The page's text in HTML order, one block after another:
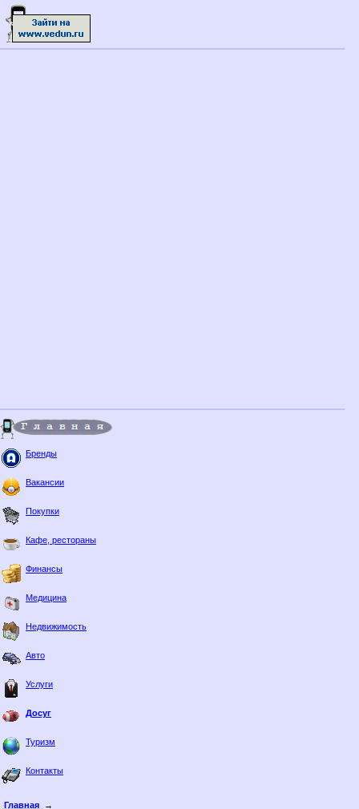
Бренды
Вакансии
Покупки
Кафе, рестораны
Финансы
Медицина
Недвижимость
Авто
Услуги
Досуг
Туризм
Контакты
Главная
→